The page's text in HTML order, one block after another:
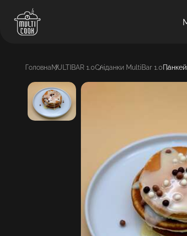
ГоловнаMULTIBAR 1.0Сніданки MultiBar 1.0